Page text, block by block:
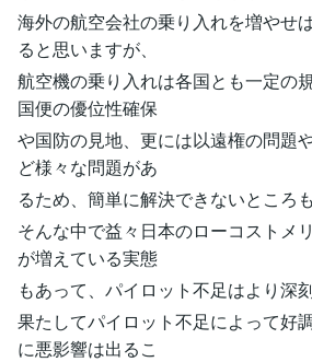
海外の航空会社の乗り入れを増やせ
ると思いますが、
航空機の乗り入れは各国とも一定の
国便の優位性確保
や国防の見地、更には以遠権の問題
ど様々な問題があ
るため、簡単に解決できないところ
そんな中で益々日本のローコストメ
が増えている実態
もあって、パイロット不足はより深
果たしてパイロット不足によって好
に悪影響は出るこ